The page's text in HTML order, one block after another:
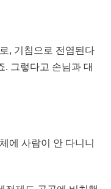
, 기침으로 전염된다
. 그렇다고 손님과 대
에 사람이 안 다니니